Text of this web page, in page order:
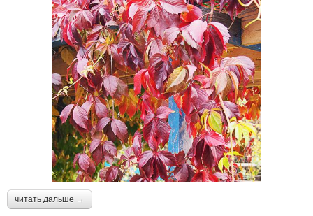
читать дальше →